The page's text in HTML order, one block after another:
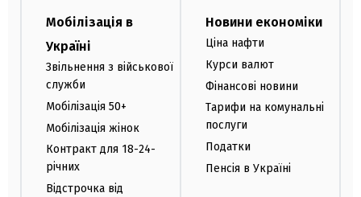
Мобілізація в
Україні
Звільнення з військової
служби
Мобілізація 50+
Мобілізація жінок
Контракт для 18-24-
річних
Відстрочка від
Новини економіки
Ціна нафти
Курси валют
Фінансові новини
Тарифи на комунальні
послуги
Податки
Пенсія в Україні